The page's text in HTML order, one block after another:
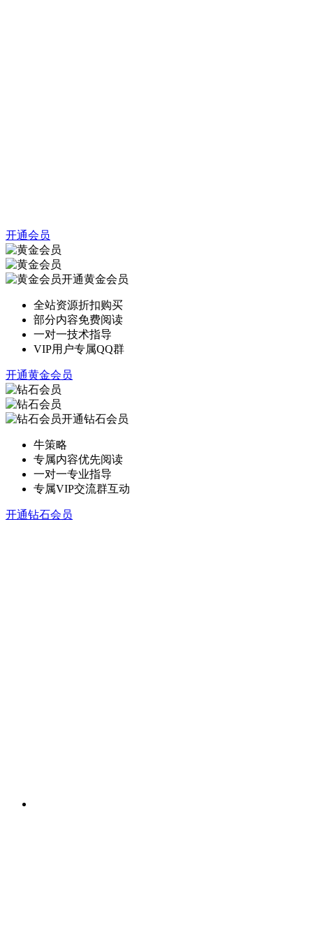
开通会员
开通黄金会员
全站资源折扣购买
部分内容免费阅读
一对一技术指导
VIP用户专属QQ群
开通黄金会员
开通钻石会员
牛策略
专属内容优先阅读
一对一专业指导
专属VIP交流群互动
开通钻石会员